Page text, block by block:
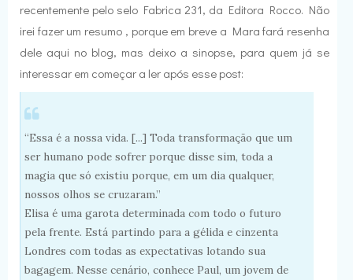
recentemente pelo selo Fabrica 231, da Editora Rocco. Não
irei fazer um resumo , porque em breve a Mara fará resenha
dele aqui no blog, mas deixo a sinopse, para quem já se
interessar em começar a ler após esse post:
“Essa é a nossa vida. [...] Toda transformação que um
ser humano pode sofrer porque disse sim, toda a
magia que só existiu porque, em um dia qualquer,
nossos olhos se cruzaram.”
Elisa é uma garota determinada com todo o futuro
pela frente. Está partindo para a gélida e cinzenta
Londres com todas as expectativas lotando sua
bagagem. Nesse cenário, conhece Paul, um jovem de